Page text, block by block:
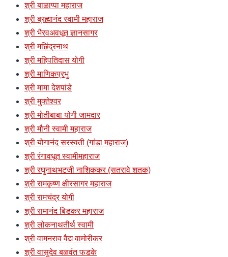
श्री बाळाप्पा महाराज
श्री ब्रह्मानंद स्वामी महाराज
श्री भैरवअवधूत ज्ञानसागर
श्री मछिंद्रनाथ
श्री महिपतिदास योगी
श्री माणिकप्रभु
श्री मामा देशपांडे
श्री मुक्तेश्वर
श्री मोतीबाबा योगी जामदार
श्री मौनी स्वामी महाराज
श्री योगानंद सरस्वती (गांडा महाराज)
श्री रंगावधूत स्वामीमहाराज
श्री रघुनाथभटजी नाशिककर (सतरावे शतक)
श्री रामकृष्ण क्षीरसागर महाराज
श्री रामचंद्र योगी
श्री रामानंद बिडकर महाराज
श्री लोकनाथतीर्थ स्वामी
श्री वामनराव वैद्य वामोरीकर
श्री वासुदेव बळवंत फडके